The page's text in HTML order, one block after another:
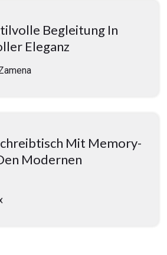
Begleitung In
Eleganz
Mit Memory-
Modernen